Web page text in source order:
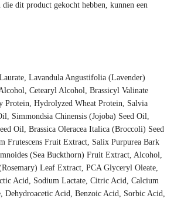
dit product gekocht hebben, kunnen een
Lavandula Angustifolia (Lavender)
Cetearyl Alcohol, Brassicyl Valinate
Protein, Hydrolyzed Wheat Protein, Salvia
Simmondsia Chinensis (Jojoba) Seed Oil,
Oil, Brassica Oleracea Italica (Broccoli) Seed
Frutescens Fruit Extract, Salix Purpurea Bark
(Sea Buckthorn) Fruit Extract, Alcohol,
Leaf Extract, PCA Glyceryl Oleate,
Acid, Sodium Lactate, Citric Acid, Calcium
Dehydroacetic Acid, Benzoic Acid, Sorbic Acid,